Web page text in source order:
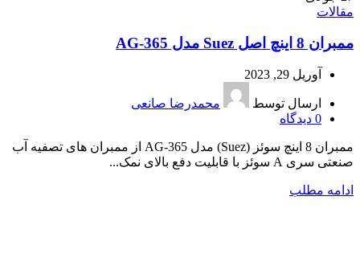
مقالات
ممبران 8 اینچ اصل Suez مدل AG-365
آوریل 29, 2023
ارسال توسط
محمدرضا صانعی
0 دیدگاه
ممبران 8 اینچ سوئز (Suez) مدل AG-365 از ممبران های تصفیه آب
صنعتی سری A سوئز با قابلیت دفع بالای نمک...
ادامه مطلب